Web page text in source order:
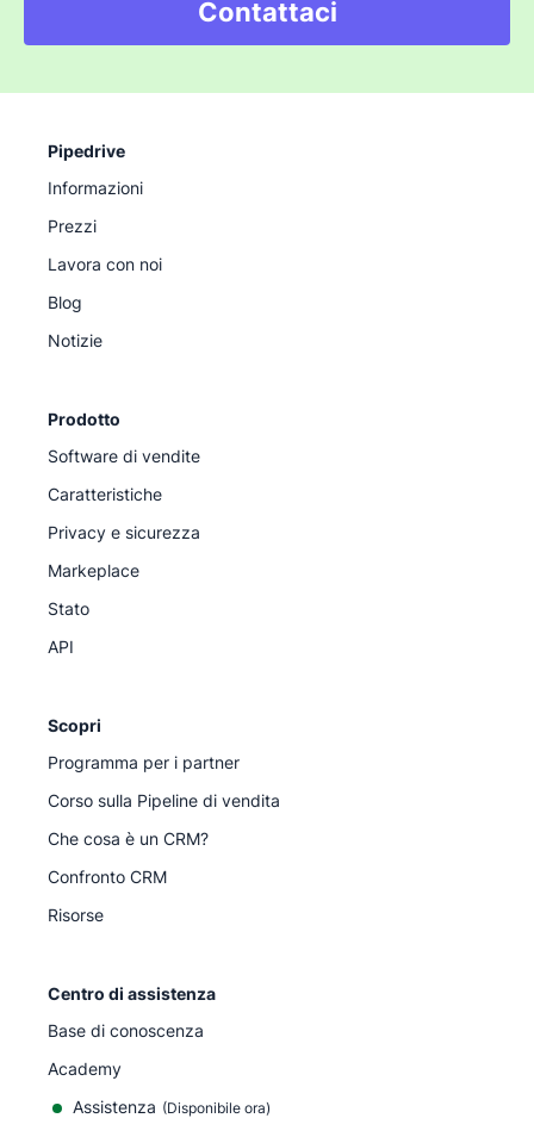
Contattaci
Pipedrive
Informazioni
Prezzi
Lavora con noi
Blog
Notizie
Prodotto
Software di vendite
Caratteristiche
Privacy e sicurezza
Markeplace
Stato
API
Scopri
Programma per i partner
Corso sulla Pipeline di vendita
Che cosa è un CRM?
Confronto CRM
Risorse
Centro di assistenza
Base di conoscenza
Academy
Assistenza (Disponibile ora)